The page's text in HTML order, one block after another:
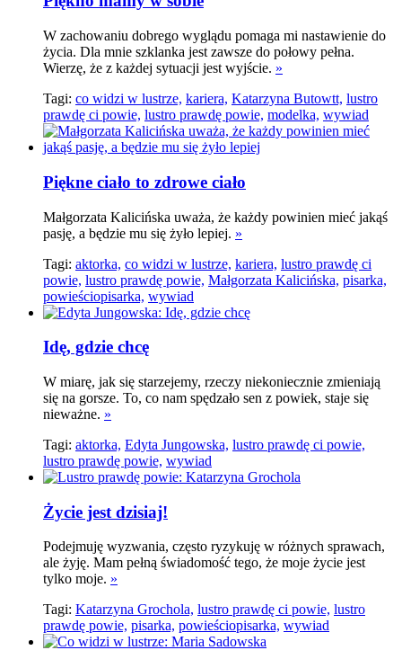
W zachowaniu dobrego wyglądu pomaga mi nastawienie do
życia. Dla mnie szklanka jest zawsze do połowy pełna.
Wierzę, że z każdej sytuacji jest wyjście. »
Tagi: co widzi w lustrze, kariera, Katarzyna Butowtt, lustro
prawdę ci powie, lustro prawdę powie, modelka, wywiad
Piękne ciało to zdrowe ciało
Małgorzata Kalicińska uważa, że każdy powinien mieć jakąś
pasję, a będzie mu się żyło lepiej. »
Tagi: aktorka, co widzi w lustrze, kariera, lustro prawdę ci
powie, lustro prawdę powie, Małgorzata Kalicińska, pisarka,
powieściopisarka, wywiad
Idę, gdzie chcę
W miarę, jak się starzejemy, rzeczy niekoniecznie zmieniają
się na gorsze. To, co nam spędzało sen z powiek, staje się
nieważne. »
Tagi: aktorka, Edyta Jungowska, lustro prawdę ci powie,
lustro prawdę powie, wywiad
Życie jest dzisiaj!
Podejmuję wyzwania, często ryzykuję w różnych sprawach,
ale żyję. Mam pełną świadomość tego, że moje życie jest
tylko moje. »
Tagi: Katarzyna Grochola, lustro prawdę ci powie, lustro
prawdę powie, pisarka, powieściopisarka, wywiad